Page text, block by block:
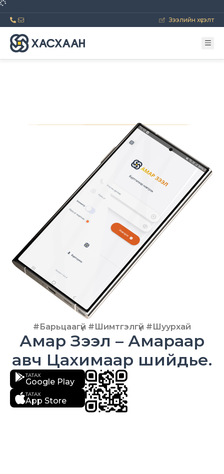
Зээлийн хүсэлт
#Барьцаагүй #Шимтгэлгүй #Шуурхай
Амар Зээл – Амараар
авч Цахимаар шийдье.
ТАТАХ
Google Play
ТАТАХ
App Store